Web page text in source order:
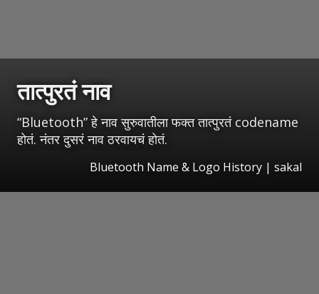
तात्पुरतं नाव
“Bluetooth” हे नाव सुरुवातीला फक्त तात्पुरतं codename
होतं. नंतर दुसरं नाव ठरवायचं होतं.
Bluetooth Name & Logo History | sakal